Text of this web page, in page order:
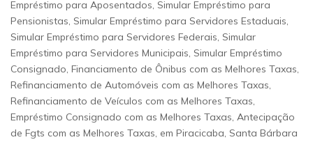
Empréstimo para Aposentados, Simular Empréstimo para
Pensionistas, Simular Empréstimo para Servidores Estaduais,
Simular Empréstimo para Servidores Federais, Simular
Empréstimo para Servidores Municipais, Simular Empréstimo
Consignado, Financiamento de Ônibus com as Melhores Taxas,
Refinanciamento de Automóveis com as Melhores Taxas,
Refinanciamento de Veículos com as Melhores Taxas,
Empréstimo Consignado com as Melhores Taxas, Antecipação
de Fgts com as Melhores Taxas, em Piracicaba, Santa Bárbara